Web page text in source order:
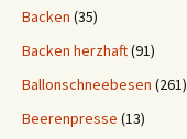
Backen (35)
Backen herzhaft(91)
Ballonschneebesen (261)
Beerenpresse (13)